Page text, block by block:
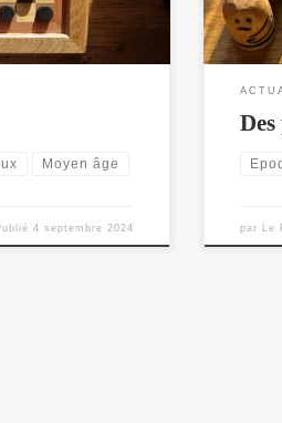
Moyen âge
4 septembre 2024 par Le